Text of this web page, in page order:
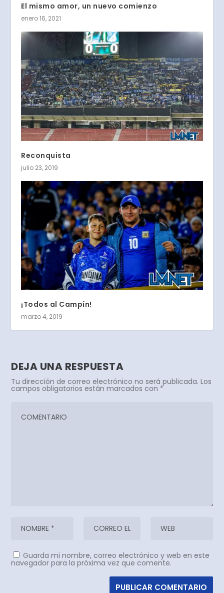
El mismo amor, un nuevo comienzo
enero 16, 2021
Reconquista
julio 23, 2019
¡Todos al Campín!
marzo 4, 2019
DEJA UNA RESPUESTA
Tu dirección de correo electrónico no será publicada. Los
campos obligatorios están marcados con *
Guarda mi nombre, correo electrónico y web en este
navegador para la próxima vez que comente.